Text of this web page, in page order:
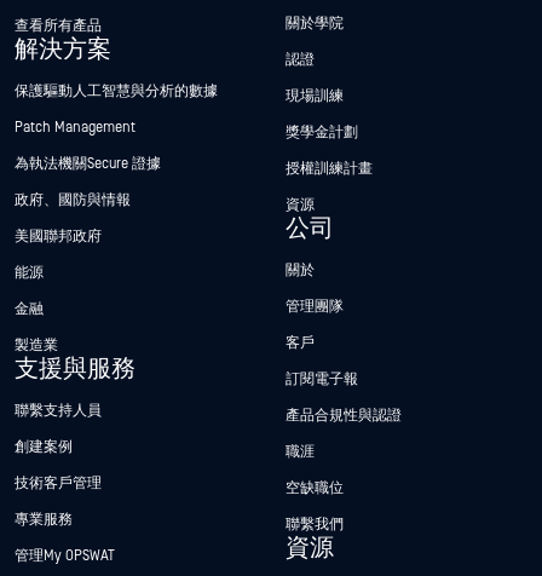
查看所有產品
解決方案
保護驅動人工智慧與分析的數據
Patch Management
為執法機關Secure 證據
政府、國防與情報
美國聯邦政府
能源
金融
製造業
支援與服務
聯繫支持人員
創建案例
技術客戶管理
專業服務
管理My OPSWAT
關於學院
認證
現場訓練
獎學金計劃
授權訓練計畫
資源
公司
關於
管理團隊
客戶
訂閱電子報
產品合規性與認證
職涯
空缺職位
聯繫我們
資源